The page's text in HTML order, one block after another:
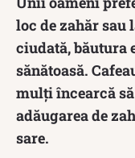
loc de zahăr sau
ciudată, băutura
sănătoasă.
mulți încearcă
adăugarea de
sare.